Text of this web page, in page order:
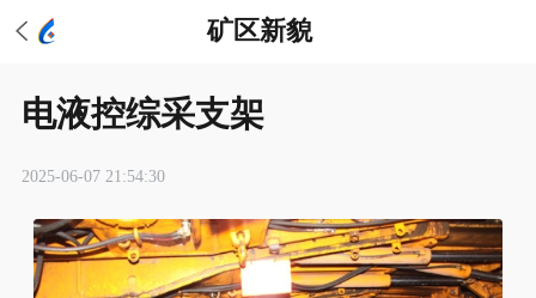
矿区新貌
电液控综采支架
2025-06-07 21:54:30